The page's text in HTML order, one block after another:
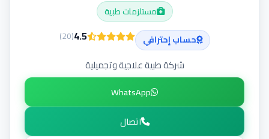
إضافة إعلان
مستلزمات طبية
حساب إحترافي
4.5
(
20
)
شركة طبية علاجية وتجميلية
WhatsApp
اتصال